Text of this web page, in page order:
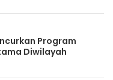
Program
Diwilayah